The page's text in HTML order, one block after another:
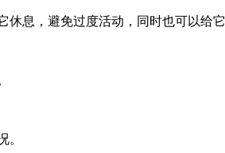
息，避免过度活动，同时也可以给
。